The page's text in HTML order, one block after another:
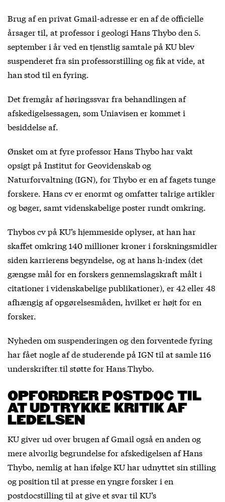
Brug af en privat Gmail-adresse er en af de officielle
årsager til, at professor i geologi Hans Thybo den 5.
september i år ved en tjenstlig samtale på KU blev
suspenderet fra sin professorstilling og fik at vide, at
han stod til en fyring.
Det fremgår af høringssvar fra behandlingen af
afskedigelsessagen, som Uniavisen er kommet i
besiddelse af.
Ønsket om at fyre professor Hans Thybo har vakt
opsigt på Institut for Geovidenskab og
Naturforvaltning (IGN), for Thybo er en af fagets tunge
forskere. Hans cv er enormt og omfatter talrige artikler
og bøger, samt videnskabelige poster rundt omkring.
Thybos cv på KU’s hjemmeside oplyser, at han har
skaffet omkring 140 millioner kroner i forskningsmidler
siden karrierens begyndelse, og at hans h-index (det
gængse mål for en forskers gennemslagskraft målt i
citationer i videnskabelige publikationer), er 42 eller 48
afhængig af opgørelsesmåden, hvilket er højt for en
forsker.
Nyheden om suspenderingen og den forventede fyring
har fået nogle af de studerende på IGN til at samle 116
underskrifter til støtte for Hans Thybo.
OPFORDRER POSTDOC TIL
AT UDTRYKKE KRITIK AF
LEDELSEN
KU giver ud over brugen af Gmail også en anden og
mere alvorlig begrundelse for afskedigelsen af Hans
Thybo, nemlig at han ifølge KU har udnyttet sin stilling
og position til at presse en yngre forsker i en
postdocstilling til at give et svar til KU’s